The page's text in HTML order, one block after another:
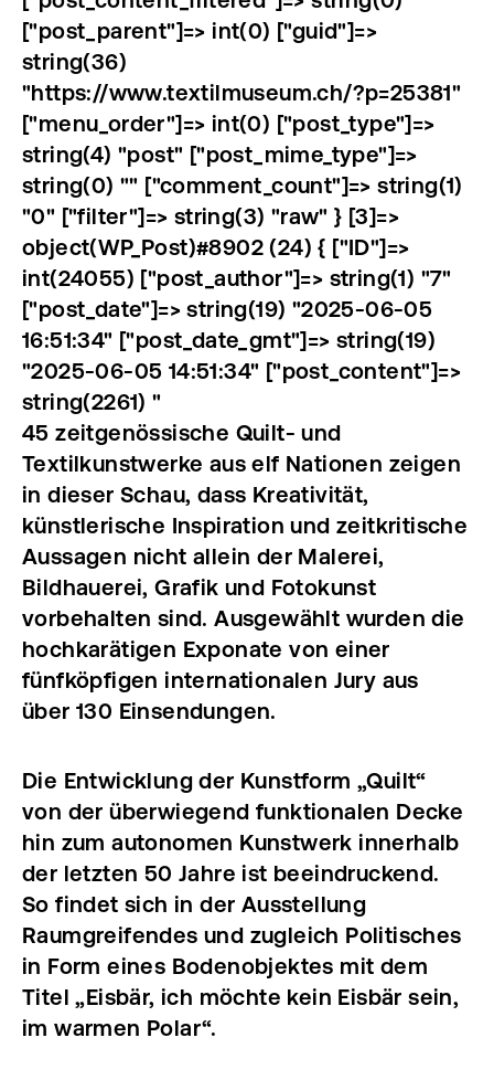
["post_parent"]=> int(0) ["guid"]=>
string(36)
"https://www.textilmuseum.ch/?p=25381"
["menu_order"]=> int(0) ["post_type"]=>
string(4) "post" ["post_mime_type"]=>
string(0) "" ["comment_count"]=> string(1)
"0" ["filter"]=> string(3) "raw" } [3]=>
object(WP_Post)#8902 (24) { ["ID"]=>
int(24055) ["post_author"]=> string(1) "7"
["post_date"]=> string(19) "2025-06-05
16:51:34" ["post_date_gmt"]=> string(19)
"2025-06-05 14:51:34" ["post_content"]=>
string(2261) "
45 zeitgenössische Quilt- und
Textilkunstwerke aus elf Nationen zeigen
in dieser Schau, dass Kreativität,
künstlerische Inspiration und zeitkritische
Aussagen nicht allein der Malerei,
Bildhauerei, Grafik und Fotokunst
vorbehalten sind.Ausgewählt wurden die
hochkarätigen Exponate von einer
fünfköpfigen internationalen Jury aus
über 130 Einsendungen.
Die Entwicklung der Kunstform „Quilt“
von der überwiegend funktionalen Decke
hin zum autonomen Kunstwerk innerhalb
der letzten 50 Jahre ist beeindruckend.
So findet sich in der Ausstellung
Raumgreifendes und zugleich Politisches
in Form eines Bodenobjektes mit dem
Titel „Eisbär, ich möchte kein Eisbär sein,
im warmen Polar“.